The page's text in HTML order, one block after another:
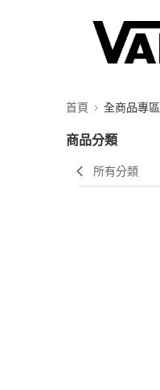
首頁 全商品專區
商品分類
所有分類